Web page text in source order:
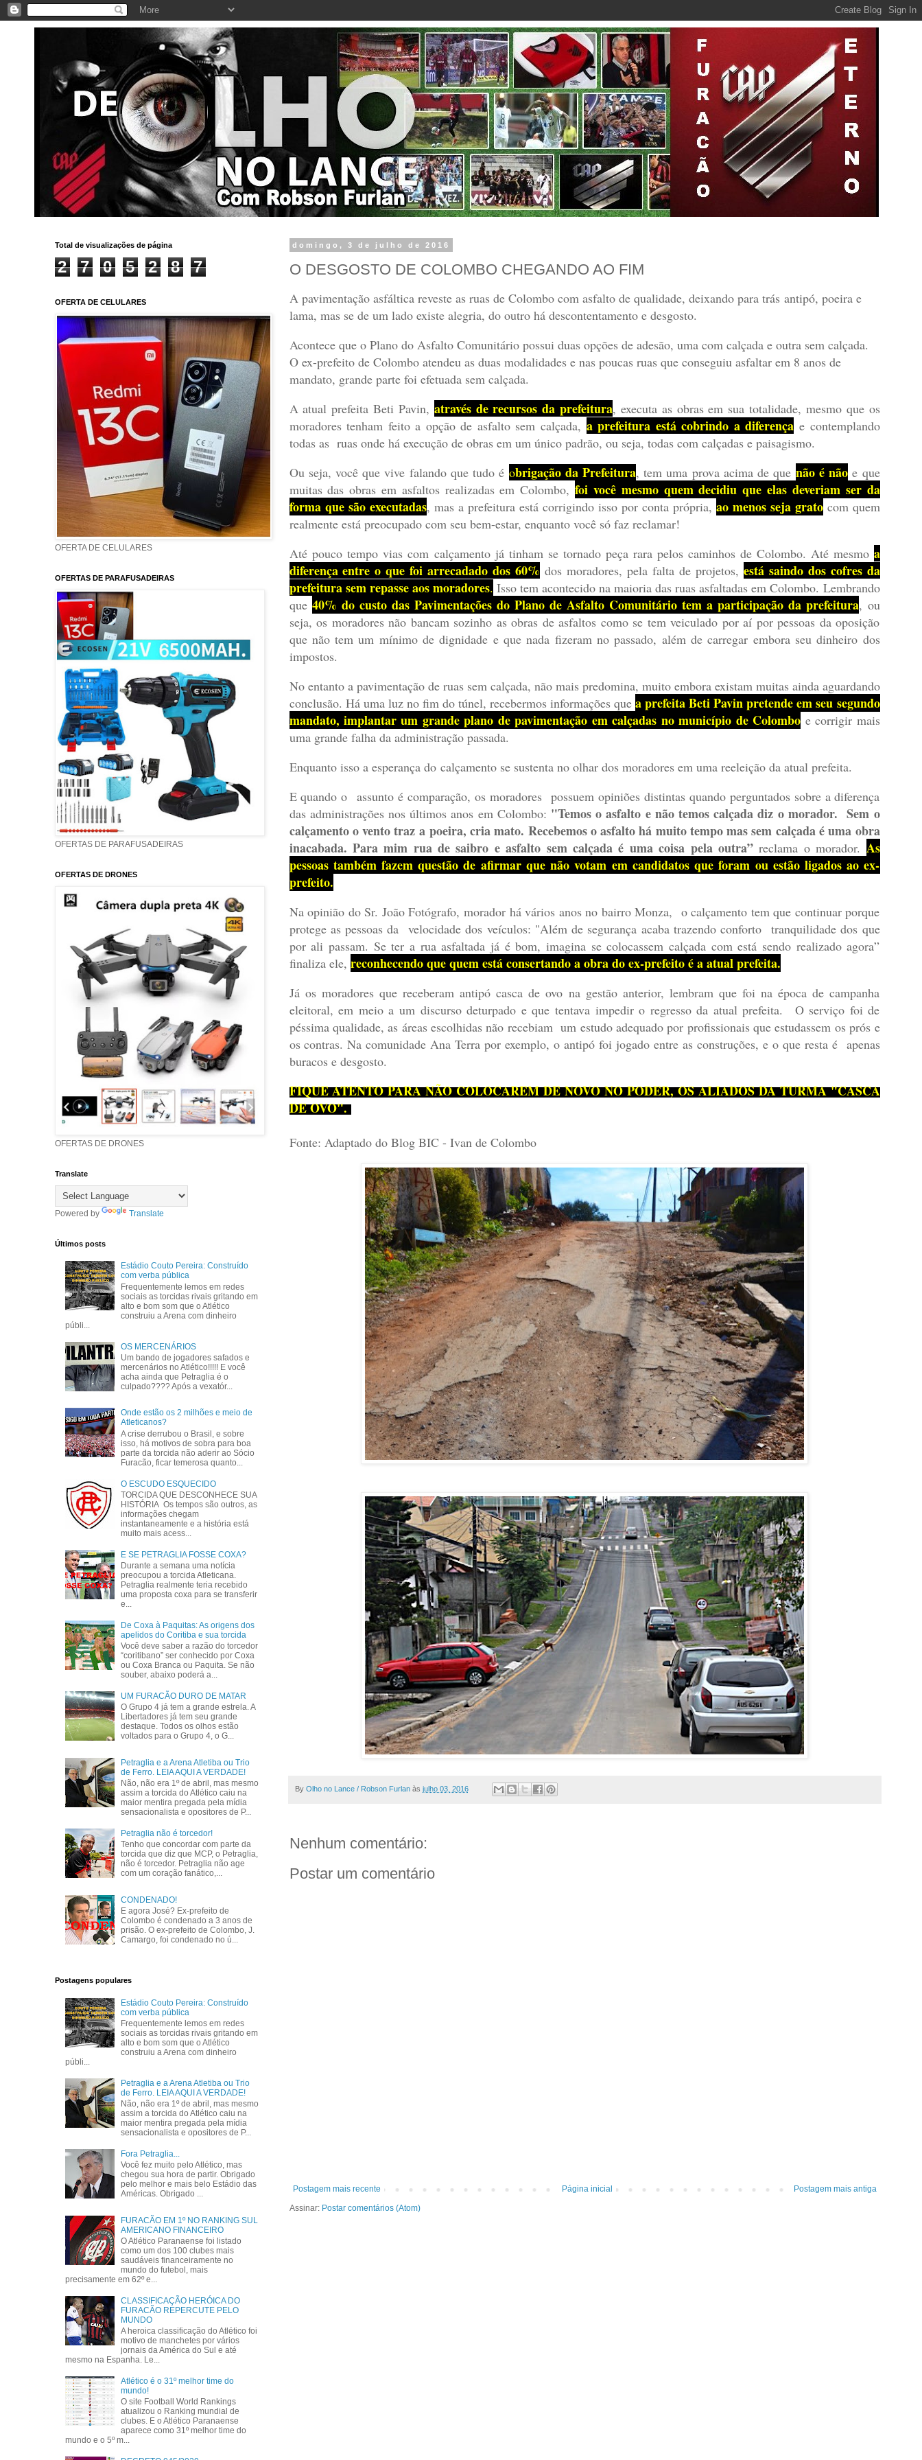
domingo, 3 de julho de 2016
O DESGOSTO DE COLOMBO CHEGANDO AO FIM
A pavimentação asfáltica reveste as ruas de Colombo com asfalto de qualidade, deixando para trás antipó, poeira e
lama, mas se de um lado existe alegria, do outro há descontentamento e desgosto.
Acontece que o Plano do Asfalto Comunitário possui duas opções de adesão, uma com calçada e outra sem calçada.
O ex-prefeito de Colombo atendeu as duas modalidades e nas poucas ruas que conseguiu asfaltar em 8 anos de
mandato, grande parte foi efetuada sem calçada.
A atual prefeita Beti Pavin, através de recursos da prefeitura, executa as obras em sua totalidade, mesmo que os
moradores tenham feito a opção de asfalto sem calçada, a prefeitura está cobrindo a diferença e contemplando
todas as ruas onde há execução de obras em um único padrão, ou seja, todas com calçadas e paisagismo.
Ou seja, você que vive falando que tudo é obrigação da Prefeitura, tem uma prova acima de que não é não e que
muitas das obras em asfaltos realizadas em Colombo,foi você mesmo quem decidiu que elas deveriam ser da
forma que são executadas, mas a prefeitura está corrigindo isso por conta própria, ao menos seja gratocom quem
realmente está preocupado com seu bem-estar, enquanto você só faz reclamar!
Até pouco tempo vias com calçamento já tinham se tornado peça rara pelos caminhos de Colombo. Até mesmo a
diferença entre o que foi arrecadado dos 60% dos moradores, pela falta de projetos, está saindo dos cofres da
prefeitura sem repasse aos moradores. Isso tem acontecido na maioria das ruas asfaltadas em Colombo. Lembrando
que 40% do custo das Pavimentações do Plano de Asfalto Comunitário tem a participação da prefeitura, ou
seja, os moradores não bancam sozinho as obras de asfaltos como se tem veiculado por aí por pessoas da oposição
que não tem um mínimo de dignidade e que nada fizeram no passado, além de carregar embora seu dinheiro dos
impostos.
No entanto a pavimentação de ruas sem calçada, não mais predomina, muito embora existam muitas ainda aguardando
conclusão. Há uma luz no fim do túnel, recebermos informações quea prefeita Beti Pavin pretende em seu segundo
mandato, implantar um grande plano de pavimentação em calçadas no município de Colombo e corrigir mais
uma grande falha da administração passada.
Enquanto isso a esperança do calçamento se sustenta no olhar dos moradores em uma reeleição da atual prefeita.
E quando o assunto é comparação, os moradores possuem opiniões distintas quando perguntados sobre a diferença
das administrações nos últimos anos em Colombo: "Temos o asfalto e não temos calçada diz o morador. Sem o
calçamento o vento traz a poeira, cria mato. Recebemos o asfalto há muito tempo mas sem calçada é uma obra
inacabada. Para mim rua de saibro e asfalto sem calçada é uma coisa pela outra”reclama o morador. As
pessoas também fazem questão de afirmar que não votam em candidatos que foram ou estão ligados ao ex-
prefeito.
Na opinião do Sr. João Fotógrafo, morador há vários anos no bairro Monza, o calçamento tem que continuar porque
protege as pessoas da velocidade dos veículos: "Além de segurança acaba trazendo conforto tranquilidade dos que
por ali passam. Se ter a rua asfaltada já é bom, imagina se colocassem calçada com está sendo realizado agora”
finaliza ele, reconhecendo que quem está consertando a obra do ex-prefeito é a atual prefeita.
Já os moradores que receberam antipó casca de ovo na gestão anterior, lembram que foi na época de campanha
eleitoral, em meio a um discurso deturpado e que tentava impedir o regresso da atual prefeita. O serviço foi de
péssima qualidade, as áreas escolhidas não recebiam um estudo adequado por profissionais que estudassem os prós e
os contras. Na comunidade Ana Terra por exemplo, o antipó foi jogado entre as construções, e o que resta é apenas
buracos e desgosto.
FIQUE ATENTO PARA NÃO COLOCAREM DE NOVO NO PODER, OS ALIADOS DA TURMA "CASCA
DE OVO".
Fonte: Adaptado do Blog BIC - Ivan de Colombo
By Olho no Lance / Robson Furlan às julho 03, 2016
Nenhum comentário:
Postar um comentário
Postagem mais recente Postagem mais antiga
Página inicial
Assinar: Postar comentários (Atom)
Total de visualizações de página
2 7 0 5 2 8 7
OFERTA DE CELULARES
OFERTA DE CELULARES
OFERTAS DE PARAFUSADEIRAS
OFERTAS DE PARAFUSADEIRAS
OFERTAS DE DRONES
OFERTAS DE DRONES
Translate
Powered by Translate
Últimos posts
Estádio Couto Pereira: Construído
com verba pública
Frequentemente lemos em redes
sociais as torcidas rivais gritando em
alto e bom som que o Atlético
construiu a Arena com dinheiro
públi...
OS MERCENÁRIOS
Um bando de jogadores safados e
mercenários no Atlético!!!!! E você
acha ainda que Petraglia é o
culpado???? Após a vexatór...
Onde estão os 2 milhões e meio de
Atleticanos?
A crise derrubou o Brasil, e sobre
isso, há motivos de sobra para boa
parte da torcida não aderir ao Sócio
Furacão, ficar temerosa quanto...
O ESCUDO ESQUECIDO
TORCIDA QUE DESCONHECE SUA
HISTÓRIA Os tempos são outros, as
informações chegam
instantaneamente e a história está
muito mais acess...
E SE PETRAGLIA FOSSE COXA?
Durante a semana uma notícia
preocupou a torcida Atleticana.
Petraglia realmente teria recebido
uma proposta coxa para se transferir
e...
De Coxa à Paquitas: As origens dos
apelidos do Coritiba e sua torcida
Você deve saber a razão do torcedor
“coritibano” ser conhecido por Coxa
ou Coxa Branca ou Paquita. Se não
souber, abaixo poderá a...
UM FURACÃO DURO DE MATAR
O Grupo 4 já tem a grande estrela. A
Libertadores já tem seu grande
destaque. Todos os olhos estão
voltados para o Grupo 4, o G...
Petraglia e a Arena Atletiba ou Trio
de Ferro. LEIA AQUI A VERDADE!
Não, não era 1º de abril, mas mesmo
assim a torcida do Atlético caiu na
maior mentira pregada pela mídia
sensacionalista e opositores de P...
Petraglia não é torcedor!
Tenho que concordar com parte da
torcida que diz que MCP, o Petraglia,
não é torcedor. Petraglia não age
com um coração fanático,...
CONDENADO!
E agora José? Ex-prefeito de
Colombo é condenado a 3 anos de
prisão. O ex-prefeito de Colombo, J.
Camargo, foi condenado no ú...
Postagens populares
Estádio Couto Pereira: Construído
com verba pública
Frequentemente lemos em redes
sociais as torcidas rivais gritando em
alto e bom som que o Atlético
construiu a Arena com dinheiro
públi...
Petraglia e a Arena Atletiba ou Trio
de Ferro. LEIA AQUI A VERDADE!
Não, não era 1º de abril, mas mesmo
assim a torcida do Atlético caiu na
maior mentira pregada pela mídia
sensacionalista e opositores de P...
Fora Petraglia...
Você fez muito pelo Atlético, mas
chegou sua hora de partir. Obrigado
pelo melhor e mais belo Estádio das
Américas. Obrigado ...
FURACÃO EM 1º NO RANKING SUL
AMERICANO FINANCEIRO
O Atlético Paranaense foi listado
como um dos 100 clubes mais
saudáveis financeiramente no
mundo do futebol, mais
precisamente em 62º e...
CLASSIFICAÇÃO HERÓICA DO
FURACÃO REPERCUTE PELO
MUNDO
A heroica classificação do Atlético foi
motivo de manchetes por vários
jornais da América do Sul e até
mesmo na Espanha. Le...
Atlético é o 31º melhor time do
mundo!
O site Football World Rankings
atualizou o Ranking mundial de
clubes. E o Atlético Paranaense
aparece como 31º melhor time do
mundo e o 5º m...